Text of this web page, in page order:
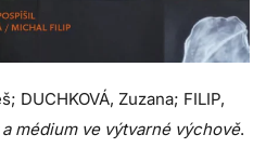
DUCHKOVÁ, Zuzana; FILIP,
médium ve výtvarné výchově.